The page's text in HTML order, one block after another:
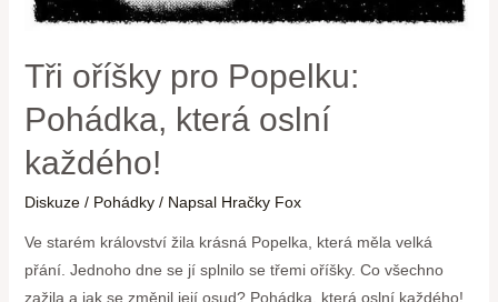
Tři oříšky pro Popelku:
Pohádka, která oslní
každého!
Diskuze / Pohádky/ Napsal Hračky Fox
Ve starém království žila krásná Popelka, která měla velká
přání. Jednoho dne se jí splnilo se třemi oříšky. Co všechno
zažila a jak se změnil její osud? Pohádka, která oslní každého!